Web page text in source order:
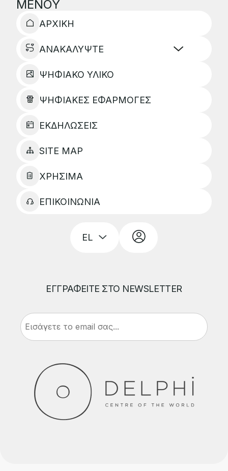
ΜΕΝΟΥ
ΑΡΧΙΚΗ
ΑΝΑΚΑΛΥΨΤΕ
ΨΗΦΙΑΚΟ ΥΛΙΚΟ
ΨΗΦΙΑΚΕΣ ΕΦΑΡΜΟΓΕΣ
ΕΚΔΗΛΩΣΕΙΣ
SITE MAP
ΧΡΗΣΙΜΑ
ΕΠΙΚΟΙΝΩΝΙΑ
ΕΓΓΡΑΦΕΙΤΕ ΣΤΟ NEWSLETTER